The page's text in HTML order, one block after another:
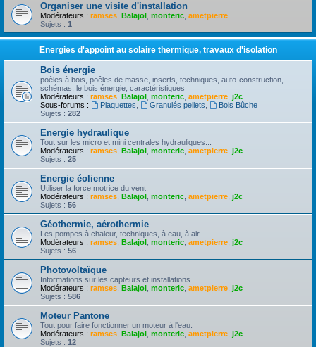
Organiser une visite d'installation
Modérateurs : ramses Balajol monteric ametpierre
Sujets : 1
Energies d'appoint au solaire thermique, travaux d'isolation
Bois énergie
poêles à bois, poêles de masse, inserts, techniques, auto-construction,
schémas, le bois énergie, caractéristiques
Modérateurs : ramses Balajol monteric ametpierre j2c
Sous-forums :
Plaquettes Granulés pellets
Bois Bûche
Sujets : 282
Energie hydraulique
Tout sur les micro et mini centrales hydrauliques...
Modérateurs : ramses Balajol monteric ametpierre j2c
Sujets : 25
Energie éolienne
Utiliser la force motrice du vent.
Modérateurs : ramses Balajol monteric ametpierre j2c
Sujets : 56
Géothermie, aérothermie
Les pompes à chaleur, techniques, à eau, à air...
Modérateurs : ramses Balajol monteric ametpierre j2c
Sujets : 56
Photovoltaïque
Informations sur les capteurs et installations.
Modérateurs : ramses Balajol monteric ametpierre j2c
Sujets : 586
Moteur Pantone
Tout pour faire fonctionner un moteur à l'eau.
Modérateurs : ramses Balajol monteric ametpierre j2c
Sujets : 12